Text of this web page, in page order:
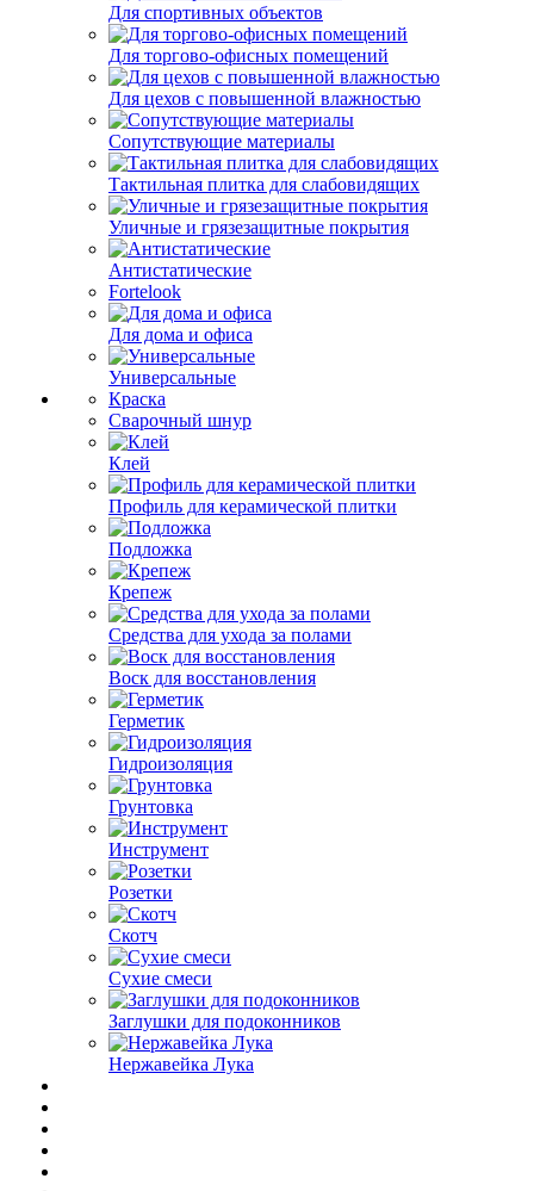
Для спортивных объектов
Для торгово-офисных помещений
Для цехов с повышенной влажностью
Сопутствующие материалы
Тактильная плитка для слабовидящих
Уличные и грязезащитные покрытия
Антистатические
Fortelook
Для дома и офиса
Универсальные
Краска
Сварочный шнур
Клей
Профиль для керамической плитки
Подложка
Крепеж
Средства для ухода за полами
Воск для восстановления
Герметик
Гидроизоляция
Грунтовка
Инструмент
Розетки
Скотч
Сухие смеси
Заглушки для подоконников
Нержавейка Лука